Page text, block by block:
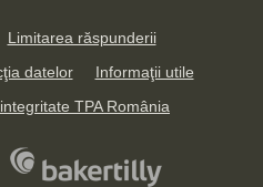
Limitarea răspunderii
datelor
Informaţii utile
TPA România